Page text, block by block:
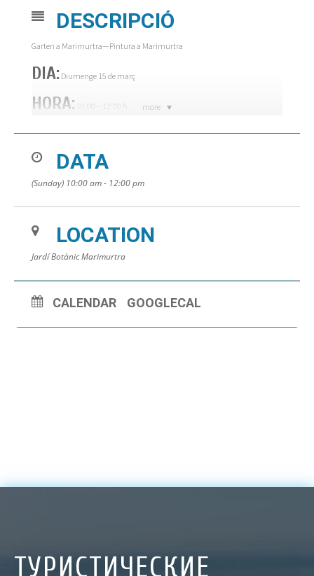
more
DESCRIPCIÓ
Garten a Marimurtra—Pintura a Marimurtra
DIA: Diumenge 15 de març
HORA: 10:00 12:00 h
LLOC:Jardí Botànic Marimurtra
DATA
(Sunday) 10:00 am - 12:00 pm
LOCATION
Jardí Botànic Marimurtra
CALENDAR GOOGLECAL
ТУРИСТИЧЕСКИЕ